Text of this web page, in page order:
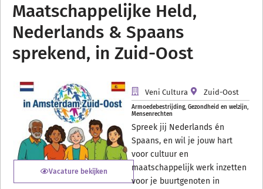
Maatschappelijke Held,
Nederlands & Spaans
sprekend, in Zuid-Oost
Vacature bekijken
Veni Cultura Zuid-Oost
Armoedebestrijding, Gezondheid en welzijn,
Mensenrechten
Spreek jij Nederlands én
Spaans, en wil je jouw hart
voor cultuur en
maatschappelijk werk inzetten
voor je buurtgenoten in